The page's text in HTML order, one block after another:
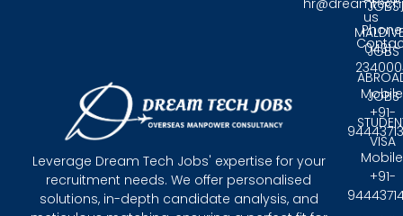
Leverage Dream Tech Jobs' expertise for your
recruitment needs. We offer personalised
solutions, in-depth candidate analysis, and
JOBS
JOBS
JOBS
VISA
us
0431 -
+91-
+91-